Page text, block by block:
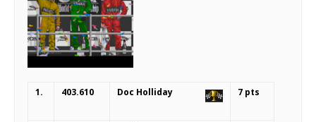
1. 403.610 Doc Holliday 7 pts